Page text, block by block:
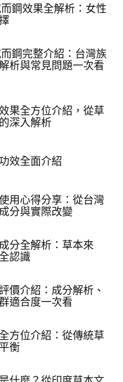
鋼效果全解析：女性
鋼完整介紹：台灣族
析與常見問題一次看
果全方位介紹，從草
深入解析
效全面介紹
用心得分享：從台灣
分與實際改變
分全解析：草本來
認識
價介紹：成分解析、
適合度一次看
方位介紹：從傳統草
衡